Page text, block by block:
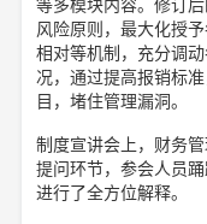
等多模块内容。修订
风险原则，最大化授
相对等机制，充分调
况，通过提高报销标
目，堵住管理漏洞。
制度宣讲会上，财务
提问环节，参会人员
进行了全方位解释。